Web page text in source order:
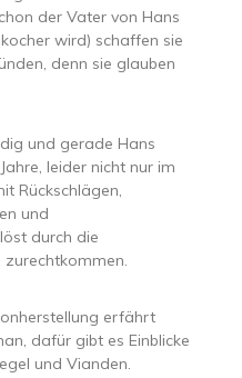
der Vater von Hans
wird) schaffen sie
denn sie glauben
und gerade Hans
leider nicht nur im
Rückschlägen,
und
durch die
zurechtkommen.
erfährt
dafür gibt es Einblicke
und Vianden.